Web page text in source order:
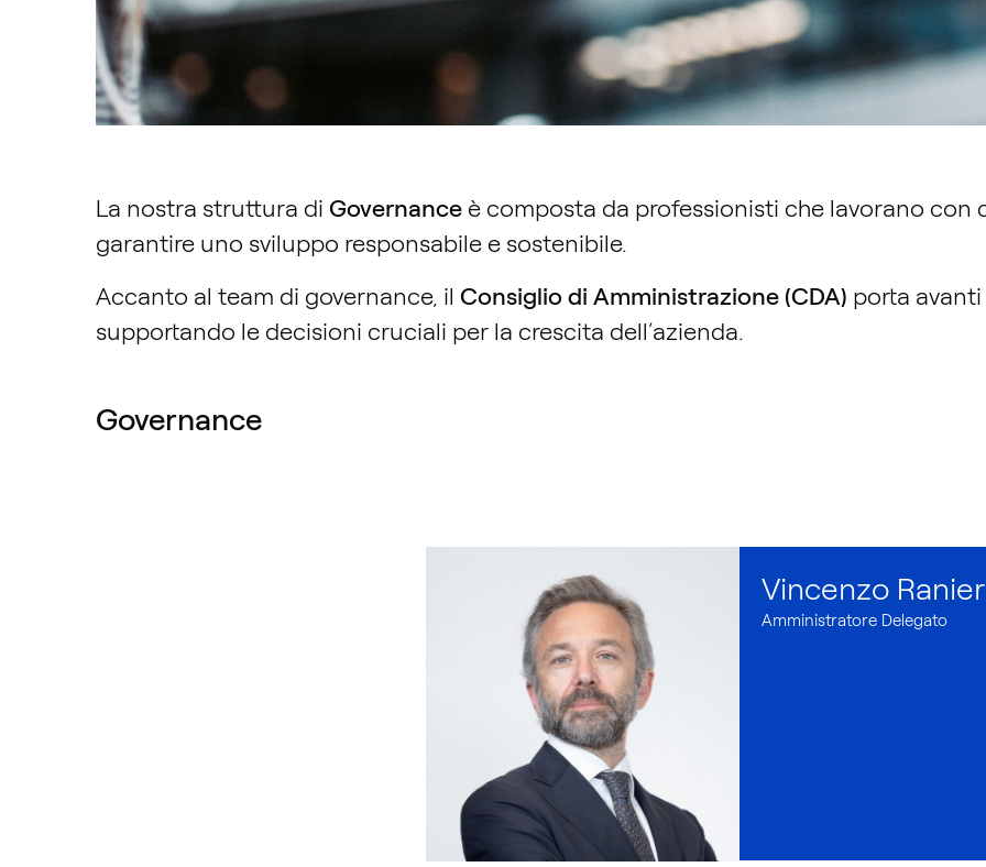
La nostra struttura di Governanceè composta da professionisti che lavorano
garantire uno sviluppo responsabile e sostenibile.
Accanto al team di governance, il Consiglio di Amministrazione (CDA) porta
supportando le decisioni cruciali per la crescita dell’azienda.
Governance
Vincenzo
Amministratore Delegato